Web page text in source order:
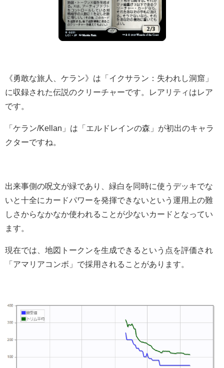
《勇敢な旅人、ケラン》は「イクサラン：失われし洞窟」
に収録された伝説のクリーチャーです。レアリティはレア
です。
「ケラン/Kellan」は「エルドレインの森」が初出のキャラ
クターですね。
出来事側の呪文が緑であり、緑白を同時に使うデッキでな
いと十全にカードパワーを発揮できないという運用上の難
しさからなかなか使われることが少ないカードとなってい
ます。
現在では、地図トークンを生成できるという点を評価され
「アマリアコンボ」で採用されることがあります。